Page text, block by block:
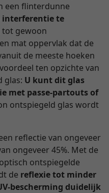
een flinterdunne
interferentie te
tot gewoon
mat oppervlak dat de
de meeste hoeken
ten opzichte van
glas: U kunt dit glas
met passe-partouts of
ontspiegeld glas wordt
reflectie van ongeveer
ongeveer 45%. Met de
ontspiegelde
de reflexie tot minder
bescherming duidelijk